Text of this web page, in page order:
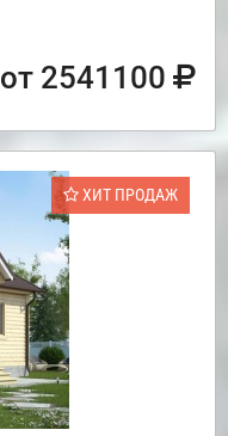
от 2541100
ХИТ ПРОДАЖ